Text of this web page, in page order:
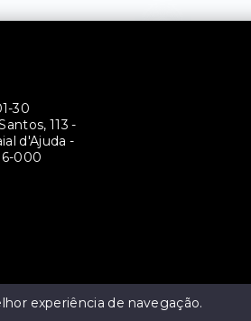
30
113 -
d'Ajuda -
000
experiência de navegação.